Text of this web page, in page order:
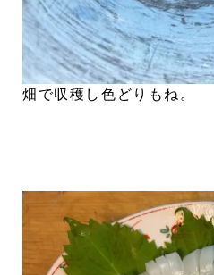
畑で収穫し色どりもね。